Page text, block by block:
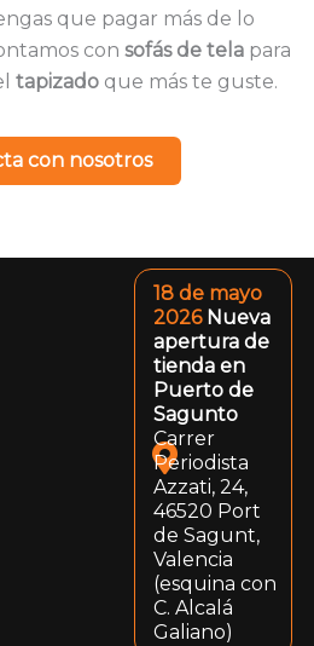
que pagar más de lo
con sofás de telapara
tapizadoque más te guste.
con nosotros
18 de mayo
2026 Nueva
apertura de
tienda en
Puerto de
Sagunto
Carrer
Periodista
Azzati, 24,
46520 Port
de Sagunt,
Valencia
(esquina con
C. Alcalá
Galiano)